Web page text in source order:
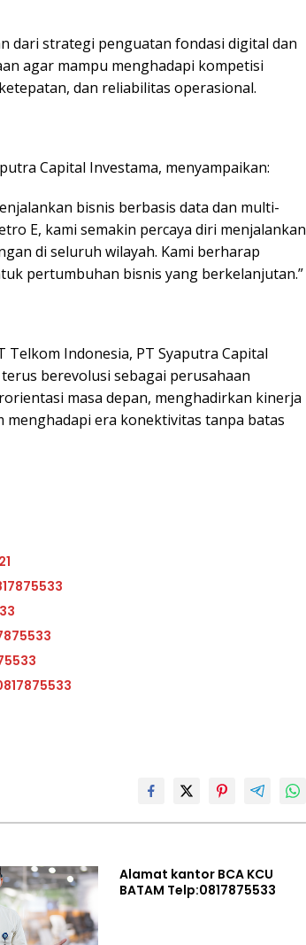
dari strategi penguatan fondasi digital dan
agar mampu menghadapi kompetisi
dan reliabilitas operasional.
Capital Investama, menyampaikan:
bisnis berbasis data dan multi-
E, kami semakin percaya diri menjalankan
di seluruh wilayah. Kami berharap
pertumbuhan bisnis yang berkelanjutan.”
Indonesia, PT Syaputra Capital
berevolusi sebagai perusahaan
masa depan, menghadirkan kinerja
era konektivitas tanpa batas
Balai Kota Telp:0817875533
Telp:0817875533
Batam Center 2 Telp:0817875533
Alamat kantor BCA KCU
BATAM Telp:0817875533